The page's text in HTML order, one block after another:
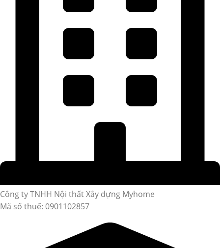
Công ty TNHH Nội thất Xây dựng Myhome
Mã số thuế: 0901102857